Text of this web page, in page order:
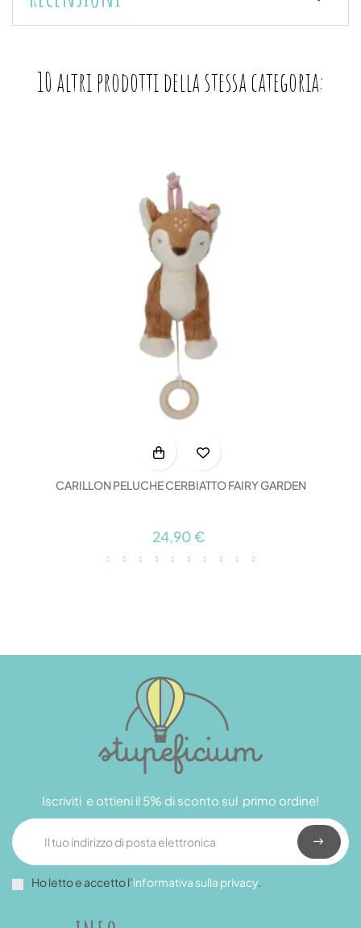
10 altri prodotti della stessa categoria:
CARILLON PELUCHE CERBIATTO FAIRY GARDEN
24,90 €
Iscriviti e ottieni il 5% di sconto sul primo ordine!
Ho letto e accetto l’informativa sulla privacy.